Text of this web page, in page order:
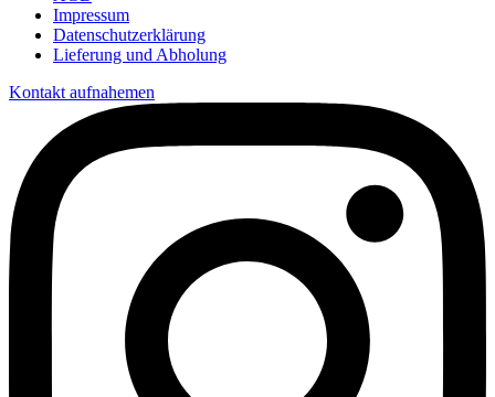
Impressum
Datenschutzerklärung
Lieferung und Abholung
Kontakt aufnahemen